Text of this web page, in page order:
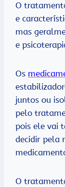
O
e
mas
e
Os
juntos ou
pelo
pois ele vai
decidir pela
O